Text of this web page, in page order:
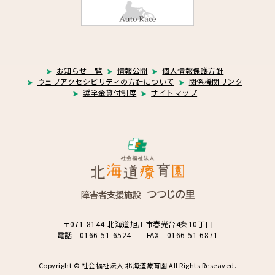
お知らせ一覧 情報公開
個人情報保護方針
ウェブアクセシビリティの方針について
関係機関リンク
奨学金貸付制度
サイトマップ
〒071-8144 北海道旭川市春光台4条10丁目
電話 0166-51-6524 FAX 0166-51-6871
Copyright © 社会福祉法人 北海道療育園 All Rights Reseaved.